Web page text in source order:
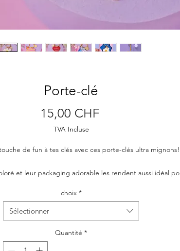
Porte-clé
15,00 CHFPrix
TVA Incluse
de fun à tes clés avec ces porte-clés ultra mignons!
et leur packaging adorable les rendent aussi idéal
Métal doré et émaillage coloré
Dimensions : x cm
Une création Malicieuse dessinée avec amour ️
choix *
Sélectionner
Quantité *